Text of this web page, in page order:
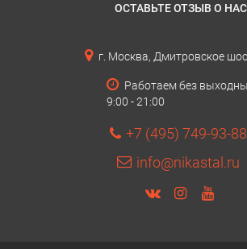
ОСТАВЬТЕ ОТЗЫВ О НАС
г. Москва, Дмитровское
Работаем без
9:00 - 21:00
+7 (495) 749-93-88
info@nikastal.ru